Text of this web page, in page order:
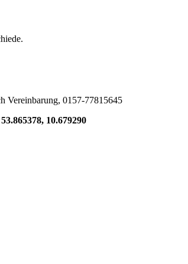
Vereinbarung, 0157-77815645
53.865378, 10.679290